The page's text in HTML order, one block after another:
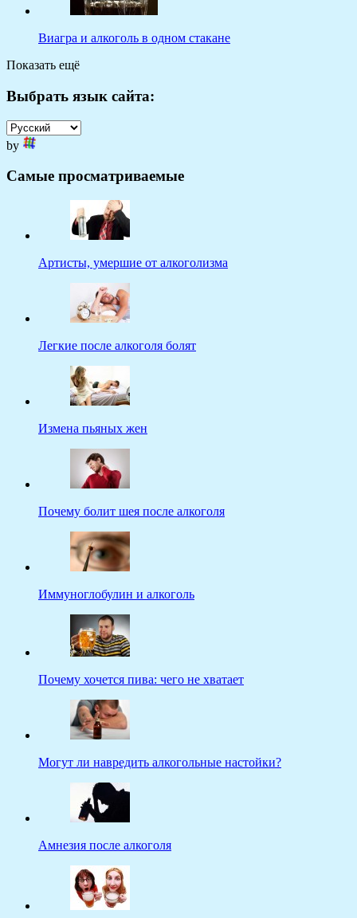
Виагра и алкоголь в одном стакане
Показать ещё
Выбрать язык сайта:
by
Самые просматриваемые
Артисты, умершие от алкоголизма
Легкие после алкоголя болят
Измена пьяных жен
Почему болит шея после алкоголя
Иммуноглобулин и алкоголь
Почему хочется пива: чего не хватает
Могут ли навредить алкогольные настойки?
Амнезия после алкоголя